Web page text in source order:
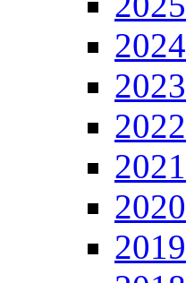
2024
2023
2022
2021
2020
2019